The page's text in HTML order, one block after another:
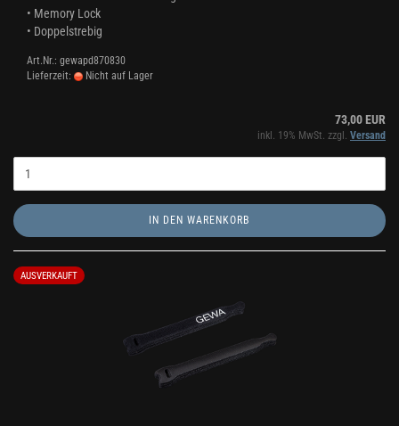
• Memory Lock
• Doppelstrebig
Art.Nr.: gewapd870830
Lieferzeit:
Nicht auf Lager
73,00 EUR
inkl. 19% MwSt. zzgl. Versand
IN DEN WARENKORB
AUSVERKAUFT